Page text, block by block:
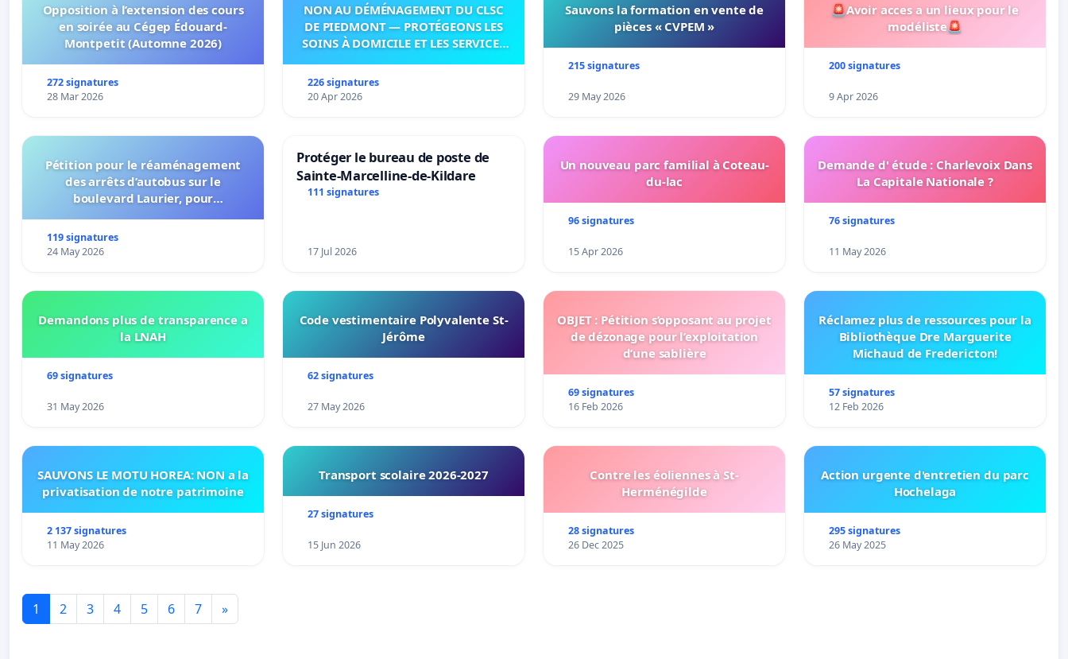
Opposition à l’extension des cours
en soirée au Cégep Édouard-
Montpetit (Automne 2026)
272 signatures
28 Mar 2026
NON AU DÉMÉNAGEMENT DU CLSC
DE PIEDMONT — PROTÉGEONS LES
SOINS À DOMICILE ET LES SERVICES
226 signatures
20 Apr 2026
Sauvons la formation en vente de
pièces « CVPEM »
215 signatures
29 May 2026
🚨Avoir acces a un lieux pour le
modéliste🚨
200 signatures
9 Apr 2026
Pétition pour le réaménagement
des arrêts d’autobus sur le
boulevard Laurier, pour
connexion 805-802 à établir
119 signatures
24 May 2026
Protéger le bureau de poste de
Sainte-Marcelline-de-Kildare
111 signatures
17 Jul 2026
Un nouveau parc familial à Coteau-
du-lac
96 signatures
15 Apr 2026
Demande d' étude : Charlevoix Dans
La Capitale Nationale ?
76 signatures
11 May 2026
Demandons plus de transparence a
la LNAH
69 signatures
31 May 2026
Code vestimentaire Polyvalente St-
Jérôme
62 signatures
27 May 2026
OBJET : Pétition s’opposant au projet
de dézonage pour l’exploitation
d’une sablière
69 signatures
16 Feb 2026
Réclamez plus de ressources pour la
Bibliothèque Dre Marguerite
Michaud de Fredericton!
57 signatures
12 Feb 2026
SAUVONS LE MOTU HOREA: NON a la
privatisation de notre patrimoine
2 137 signatures
11 May 2026
Transport scolaire 2026-2027
27 signatures
15 Jun 2026
Contre les éoliennes à St-
Herménégilde
28 signatures
26 Dec 2025
Action urgente d'entretien du parc
Hochelaga
295 signatures
26 May 2025
1 2 3 4 5 6 7 »